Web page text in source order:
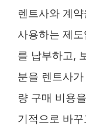
렌트사와 계
사용하는 제
를 납부하고,
분을 렌트사
량 구매 비용
기적으로 바